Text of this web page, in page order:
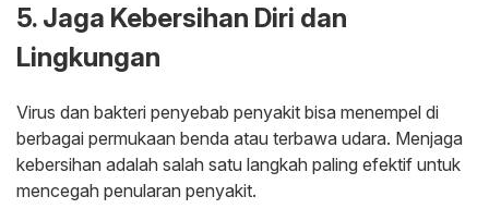
5. Jaga Kebersihan Diri dan
Lingkungan
Virus dan bakteri penyebab penyakit bisa menempel di
berbagai permukaan benda atau terbawa udara. Menjaga
kebersihan adalah salah satu langkah paling efektif untuk
mencegah penularan penyakit.